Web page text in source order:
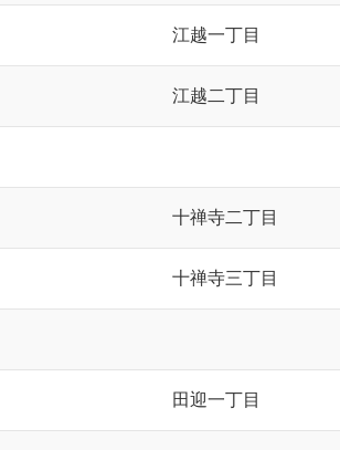
江越一丁目
江越二丁目
十禅寺二丁目
十禅寺三丁目
田迎一丁目